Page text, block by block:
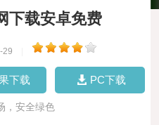
下载安卓免费
29
下载 PC下载
，安全绿色